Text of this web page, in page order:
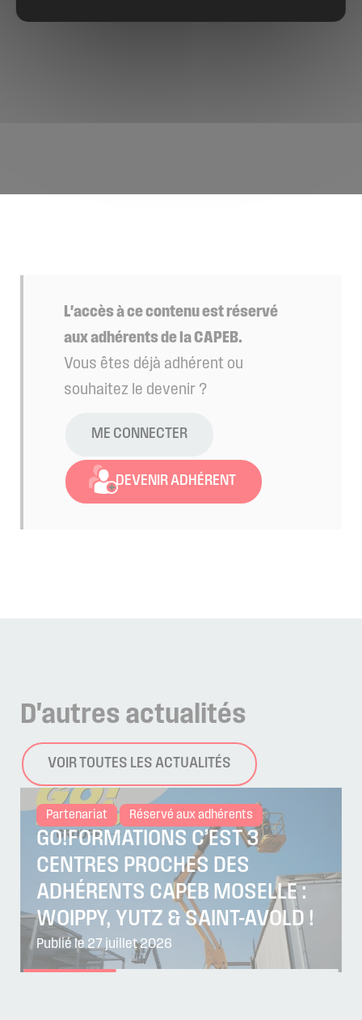
L'accès à ce contenu est réservé
aux adhérents de la CAPEB.
Vous êtes déjà adhérent ou
souhaitez le devenir ?
ME CONNECTER
DEVENIR ADHÉRENT
D'autres actualités
VOIR TOUTES LES ACTUALITÉS
Partenariat Réservé aux adhérents
GO!FORMATIONS C’EST 3
CENTRES PROCHES DES
ADHÉRENTS CAPEB MOSELLE :
WOIPPY, YUTZ & SAINT-AVOLD !
Publié le 27 juillet 2026